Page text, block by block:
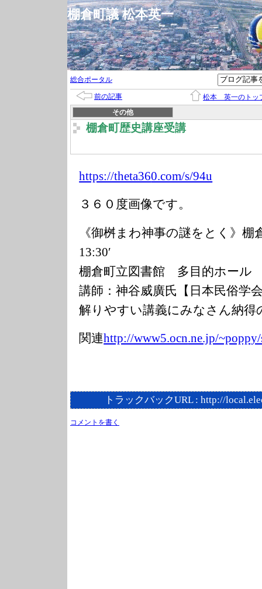
棚倉町議 松本英一
総合ポータル
前の記事
松本 英一のトッ
その他
棚倉町歴史講座受講
https://theta360.com/s/94u
３６０度画像です。
《御桝まわ神事の謎をとく》棚
13:30′
棚倉町立図書館 多目的ホー
講師：神谷威廣氏【日本民俗学
解りやすい講義にみなさん納得
関連http://www5.ocn.ne.jp/
トラックバックURL : http://
コメントを書く